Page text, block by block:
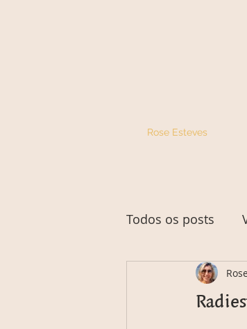
Rose Esteves
Todos os posts